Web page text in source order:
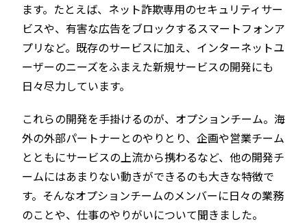
ます。たとえば、ネット詐欺専用のセキュリティサー
ビスや、有害な広告をブロックするスマートフォンア
プリなど。既存のサービスに加え、インターネットユ
ーザーのニーズをふまえた新規サービスの開発にも
日々尽力しています。
これらの開発を手掛けるのが、オプションチーム。海
外の外部パートナーとのやりとり、企画や営業チーム
とともにサービスの上流から携わるなど、他の開発チ
ームにはあまりない動きができるのも大きな特徴で
す。そんなオプションチームのメンバーに日々の業務
のことや、仕事のやりがいについて聞きました。